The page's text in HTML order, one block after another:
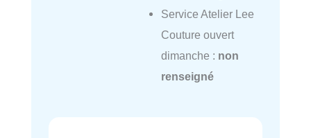
Service Atelier Lee
Couture ouvert
dimanche : non
renseigné